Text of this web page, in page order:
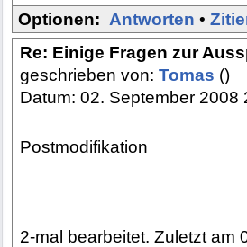
Optionen: Antworten •
Re: Einige Fragen zur
geschrieben von: Tomas ()
Datum: 02. September 2008
Postmodifikation
2-mal bearbeitet. Zuletzt am